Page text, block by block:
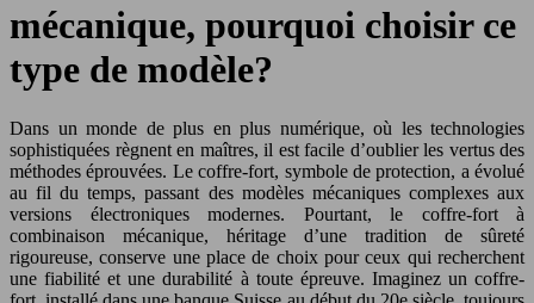
mécanique, pourquoi choisir ce
type de modèle?
Dans un monde de plus en plus numérique, où les technologies
sophistiquées règnent en maîtres, il est facile d’oublier les vertus des
méthodes éprouvées. Le coffre-fort, symbole de protection, a évolué
au fil du temps, passant des modèles mécaniques complexes aux
versions électroniques modernes. Pourtant, le coffre-fort à
combinaison mécanique, héritage d’une tradition de sûreté
rigoureuse, conserve une place de choix pour ceux qui recherchent
une fiabilité et une durabilité à toute épreuve. Imaginez un coffre-